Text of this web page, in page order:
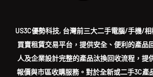
US3C優勢科技, 台灣前三大二手電腦/手機/
買賣租賃交易平台，提供安全、便利的產品
人及企業設計完整的產品汰換回收流程，提
報價與市區收購服務。對於全新或二手3C產